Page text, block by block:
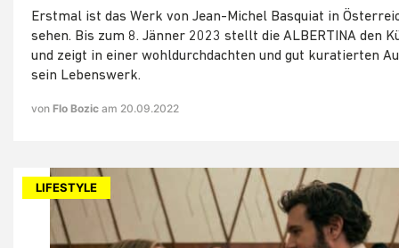
Erstmal ist das Werk von Jean-Michel Basquiat in
sehen. Bis zum 8. Jänner 2023 stellt die ALBERTINA den
und zeigt in einer wohldurchdachten und gut kuratierten
sein Lebenswerk.
von Flo Bozic am 20.09.2022
LIFESTYLE